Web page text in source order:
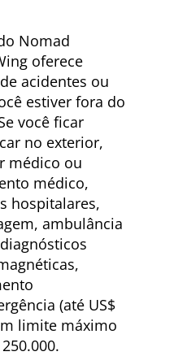
Nomad
oferece
acidentes ou
estiver fora do
você ficar
no exterior,
médico ou
médico,
hospitalares,
ambulância
(até US$
limite máximo